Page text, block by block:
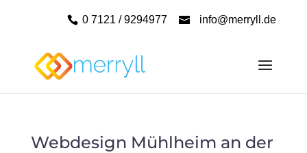
0 7121 / 9294977 info@merryll.de
Webdesign Mühlheim an der